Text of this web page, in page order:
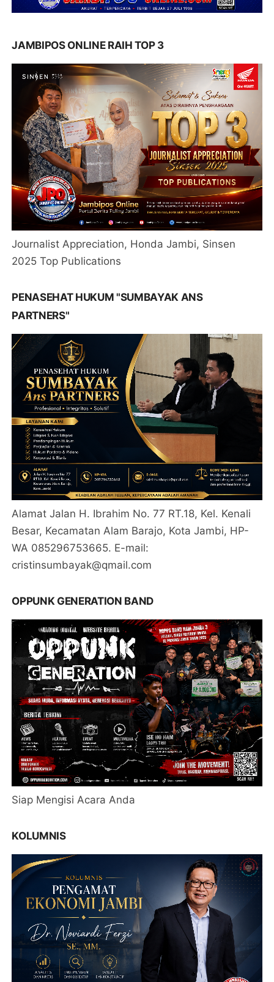
JAMBIPOS ONLINE RAIH TOP 3
Journalist Appreciation, Honda Jambi, Sinsen
2025 Top Publications
PENASEHAT HUKUM "SUMBAYAK ANS
PARTNERS"
Alamat Jalan H. Ibrahim No. 77 RT.18, Kel. Kenali
Besar, Kecamatan Alam Barajo, Kota Jambi, HP-
WA 085296753665. E-mail:
cristinsumbayak@qmail.com
OPPUNK GENERATION BAND
Siap Mengisi Acara Anda
KOLUMNIS